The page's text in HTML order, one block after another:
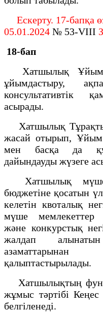
Ескерту. 17-бапқа
05.01.2024 № 53-VIII
18-бап
Хатшылық Ұйым
ұйымдастыру,
консультативтік
асырады.
Хатшылық Тұрақты
жасай отырып, Ұйым
мен басқа да
дайындауды жүзеге
Хатшылық мүше
бюджетіне қосатын
келетін квоталық
мүше мемлекеттер
және конкурстық
жалдап
азаматтарынан
қалыптастырылады.
Хатшылықтың
жұмыс тәртібі Кеңес
белгіленеді.